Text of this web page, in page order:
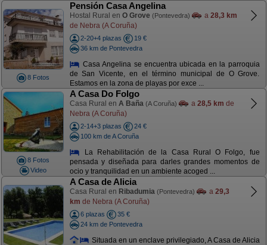
8 Fotos
Pensión Casa Angelina
Hostal Rural en O Grove (Pontevedra) a 28,3 km
de Nebra (A Coruña)
2-20+4 plazas
19 €
36 km de Pontevedra
Casa Angelina se encuentra ubicada en la parroquia
de San Vicente, en el término municipal de O Grove.
Estamos en la zona de playas por exce ...
8 Fotos
Video
A Casa Do Folgo
Casa Rural en A Baña (A Coruña) a 28,5 km de
Nebra (A Coruña)
2-14+3 plazas
24 €
100 km de A Coruña
La Rehabilitación de la Casa Rural O Folgo, fue
pensada y diseñada para darles grandes momentos de
ocio y tranquilidad en un ambiente acoged ...
A Casa de Alicia
Casa Rural en Ribadumia (Pontevedra) a 29,3
km de Nebra (A Coruña)
6 plazas
35 €
24 km de Pontevedra
Situada en un enclave privilegiado, A Casa de Alicia